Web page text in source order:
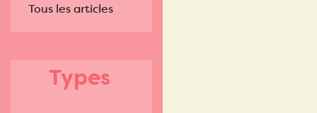
Tous les articles
Types